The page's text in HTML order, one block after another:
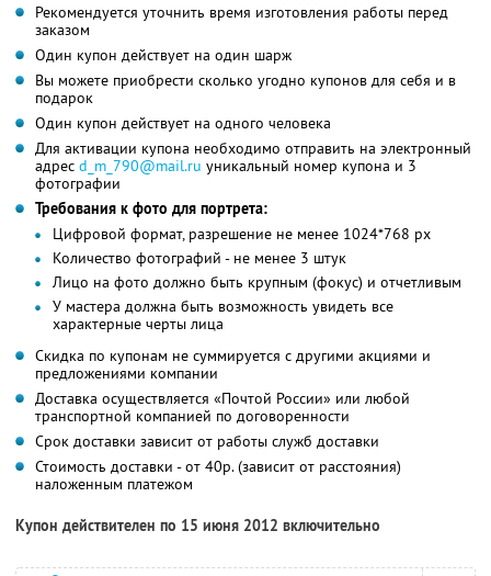
Рекомендуется уточнить время изготовления работы перед
заказом
Один купон действует на один шарж
Вы можете приобрести сколько угодно купонов для себя и в
подарок
Один купон действует на одного человека
Для активации купона необходимо отправить на электронный
адрес d_m_790@mail.ru уникальный номер купона и 3
фотографии
Требования к фото для портрета:
Цифровой формат, разрешение не менее 1024*768 px
Количество фотографий - не менее 3 штук
Лицо на фото должно быть крупным (фокус) и отчетливым
У мастера должна быть возможность увидеть все
характерные черты лица
Скидка по купонам не суммируется с другими акциями и
предложениями компании
Доставка осуществляется «Почтой России» или любой
транспортной компанией по договоренности
Срок доставки зависит от работы служб доставки
Стоимость доставки - от 40р. (зависит от расстояния)
наложенным платежом
Купон действителен по 15 июня 2012 включительно